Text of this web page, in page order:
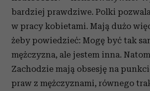
bardziej prawdziwe. Polki
w pracy kobietami. Mają dużo
żeby powiedzieć: Mogę być tak
mężczyzna, ale jestem inna.
Zachodzie mają obsesję na
praw z mężczyznami, równego